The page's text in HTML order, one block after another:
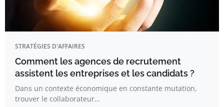
STRATÉGIES D'AFFAIRES
Comment les agences de recrutement
assistent les entreprises et les candidats ?
Dans un contexte économique en constante mutation,
trouver le collaborateur…